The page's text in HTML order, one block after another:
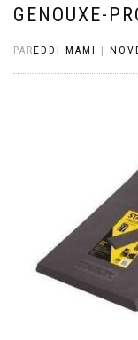
GENOUXE-
PAR EDDI MAMI